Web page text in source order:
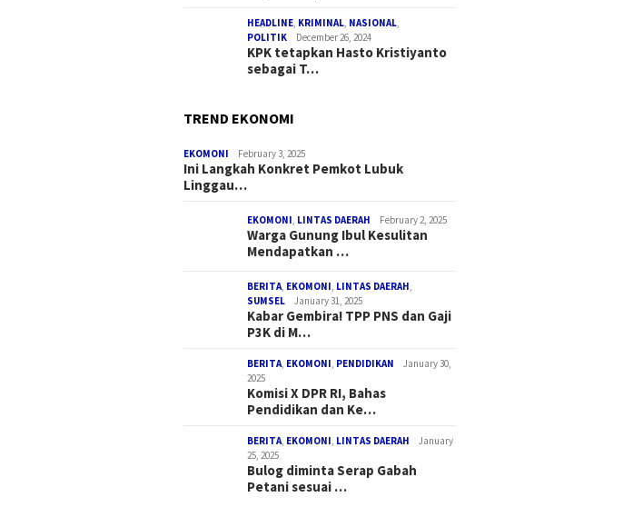
HEADLINE, KRIMINAL, NASIONAL,
POLITIK
December 26, 2024
KPK tetapkan Hasto Kristiyanto
sebagai T…
TREND EKONOMI
EKOMONI February 3, 2025
Ini Langkah Konkret Pemkot Lubuk
Linggau…
EKOMONI, LINTAS DAERAH February 2, 2025
Warga Gunung Ibul Kesulitan
Mendapatkan …
BERITA, EKOMONI, LINTAS DAERAH,
SUMSEL
January 31, 2025
Kabar Gembira! TPP PNS dan Gaji
P3K di M…
BERITA, EKOMONI, PENDIDIKAN
January 30,
2025
Komisi X DPR RI, Bahas
Pendidikan dan Ke…
BERITA, EKOMONI, LINTAS DAERAH
January
25, 2025
Bulog diminta Serap Gabah
Petani sesuai …